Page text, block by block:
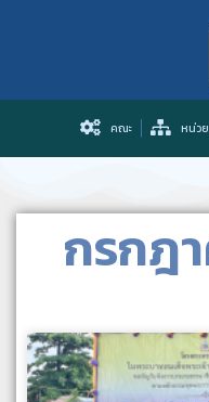
คณะ หน่ว
กรกฎ